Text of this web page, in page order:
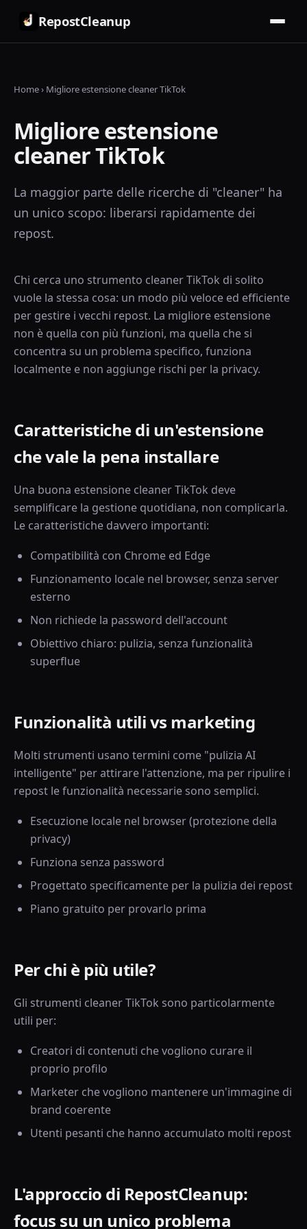
RepostCleanup
Home› Migliore estensione cleaner TikTok
Migliore estensione
cleaner TikTok
La maggior parte delle ricerche di "cleaner" ha
un unico scopo: liberarsi rapidamente dei
repost.
Chi cerca uno strumento cleaner TikTok di solito
vuole la stessa cosa: un modo più veloce ed efficiente
per gestire i vecchi repost. La migliore estensione
non è quella con più funzioni, ma quella che si
concentra su un problema specifico, funziona
localmente e non aggiunge rischi per la privacy.
Caratteristiche di un'estensione
che vale la pena installare
Una buona estensione cleaner TikTok deve
semplificare la gestione quotidiana, non complicarla.
Le caratteristiche davvero importanti:
Compatibilità con Chrome ed Edge
Funzionamento locale nel browser, senza server
esterno
Non richiede la password dell'account
Obiettivo chiaro: pulizia, senza funzionalità
superflue
Funzionalità utili vs marketing
Molti strumenti usano termini come "pulizia AI
intelligente" per attirare l'attenzione, ma per ripulire i
repost le funzionalità necessarie sono semplici.
Esecuzione locale nel browser (protezione della
privacy)
Funziona senza password
Progettato specificamente per la pulizia dei repost
Piano gratuito per provarlo prima
Per chi è più utile?
Gli strumenti cleaner TikTok sono particolarmente
utili per:
Creatori di contenuti che vogliono curare il
proprio profilo
Marketer che vogliono mantenere un'immagine di
brand coerente
Utenti pesanti che hanno accumulato molti repost
L'approccio di RepostCleanup:
focus su un unico problema